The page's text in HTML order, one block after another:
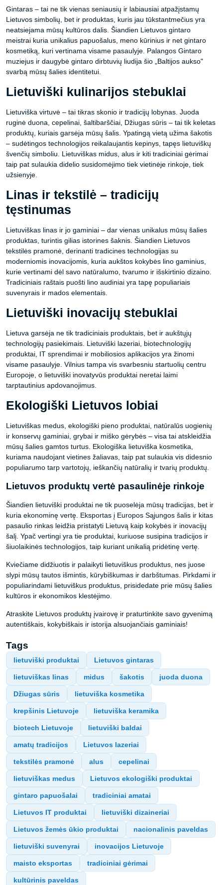
Gintaras – tai ne tik vienas seniausių ir labiausiai atpažįstamų
Lietuvos simbolių, bet ir produktas, kuris jau tūkstantmečius yra
neatsiejama mūsų kultūros dalis. Šiandien Lietuvos gintaro
meistrai kuria unikalius papuošalus, meno kūrinius ir net gintaro
kosmetiką, kuri vertinama visame pasaulyje. Palangos Gintaro
muziejus ir daugybė gintaro dirbtuvių liudija šio „Baltijos aukso"
svarbą mūsų šalies identitetui.
Lietuviški kulinarijos stebuklai
Lietuviška virtuvė – tai tikras skonio ir tradicijų lobynas. Juoda
ruginė duona, cepelinai, šaltibarščiai, Džiugas sūris – tai tik keletas
produktų, kuriais garsėja mūsų šalis. Ypatingą vietą užima šakotis
– sudėtingos technologijos reikalaujantis kepinys, tapęs lietuviškų
švenčių simboliu. Lietuviškas midus, alus ir kiti tradiciniai gėrimai
taip pat sulaukia didelio susidomėjimo tiek vietinėje rinkoje, tiek
užsienyje.
Linas ir tekstilė – tradicijų
tęstinumas
Lietuviškas linas ir jo gaminiai – dar vienas unikalus mūsų šalies
produktas, turintis gilias istorines šaknis. Šiandien Lietuvos
tekstilės pramonė, derinanti tradicines technologijas su
moderniomis inovacijomis, kuria aukštos kokybės lino gaminius,
kurie vertinami dėl savo natūralumo, tvarumo ir išskirtinio dizaino.
Tradiciniais raštais puošti lino audiniai yra tapę populiariais
suvenyrais ir mados elementais.
Lietuviški inovacijų stebuklai
Lietuva garsėja ne tik tradiciniais produktais, bet ir aukštųjų
technologijų pasiekimais. Lietuviški lazeriai, biotechnologijų
produktai, IT sprendimai ir mobiliosios aplikacijos yra žinomi
visame pasaulyje. Vilnius tampa vis svarbesniu startuolių centru
Europoje, o lietuviški inovatyvūs produktai neretai laimi
tarptautinius apdovanojimus.
Ekologiški Lietuvos lobiai
Lietuviškas medus, ekologiški pieno produktai, natūralūs uogienių
ir konservų gaminiai, grybai ir miško gėrybės – visa tai atskleidžia
mūsų šalies gamtos turtus. Ekologiška lietuviška kosmetika,
kuriama naudojant vietines žaliavas, taip pat sulaukia vis didesnio
populiarumo tarp vartotojų, ieškančių natūralių ir tvarių produktų.
Lietuvos produktų vertė pasaulinėje rinkoje
Šiandien lietuviški produktai ne tik puoselėja mūsų tradicijas, bet ir
kuria ekonominę vertę. Eksportas į Europos Sąjungos šalis ir kitas
pasaulio rinkas leidžia pristatyti Lietuvą kaip kokybės ir inovacijų
šalį. Ypač vertingi yra tie produktai, kuriuose susipina tradicijos ir
šiuolaikinės technologijos, taip kuriant unikalią pridėtinę vertę.
Kviečiame didžiuotis ir palaikyti lietuviškus produktus, nes juose
slypi mūsų tautos išmintis, kūrybiškumas ir darbštumas. Pirkdami ir
populiarindami lietuviškus produktus, prisidedate prie mūsų šalies
kultūros ir ekonomikos klestėjimo.
Atraskite Lietuvos produktų įvairovę ir praturtinkite savo gyvenimą
autentiškais, kokybiškais ir istorija alsuojančiais gaminiais!
Tags
lietuviški produktai Lietuvos gintaras
lietuviškas linas midus šakotis juoda duona
Džiugas sūris lietuviška kosmetika
krepšinis Lietuvoje lietuviška keramika
biotech Lietuvoje lietuviški baldai
amatų tradicijos Lietuvos lazeriai
tekstilės pramonė alus cepelinai
lietuviškas medus Lietuvos ekologiški produktai
gintaro papuošalai tradiciniai amatai
Lietuvos IT produktai lietuviški dizaineriai
Lietuvos žemės ūkio produktai nacionalinis paveldas
lietuviški suvenyrai inovacijos Lietuvoje
maisto eksportas tradiciniai gėrimai
kultūrinis paveldas